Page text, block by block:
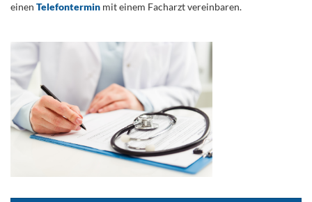
einen Telefontermin mit einem Facharzt vereinbaren.